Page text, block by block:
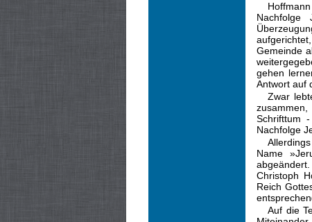
Nachfolge
Gemeinde
gehen
Antwort auf
Zwar
Schrifttum
Nachfolge
Name
Christoph
Reich
Auf die